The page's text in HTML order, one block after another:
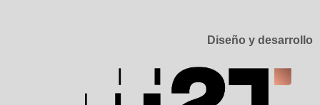
Diseño y desarrollo